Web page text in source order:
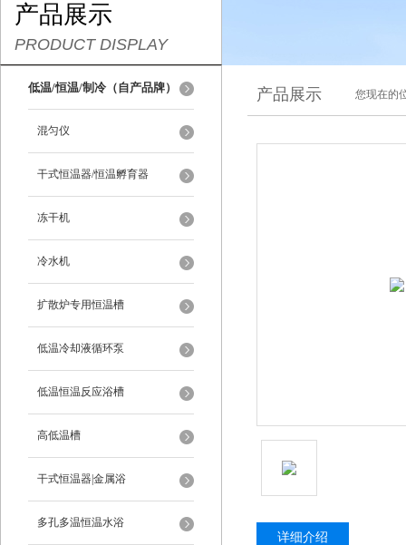
产品展示
PRODUCT DISPLAY
低温/恒温/制冷（自产品牌）
混匀仪
干式恒温器/恒温孵育器
冻干机
冷水机
扩散炉专用恒温槽
低温冷却液循环泵
低温恒温反应浴槽
高低温槽
干式恒温器|金属浴
多孔多温恒温水浴
产品展示 您现在的
详细介绍